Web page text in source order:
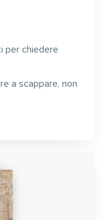
per chiedere
a scappare, non